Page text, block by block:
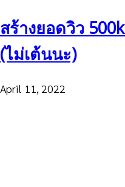
สร้างยอดวิว
(ไม่เต้นนะ)
April 11, 2022